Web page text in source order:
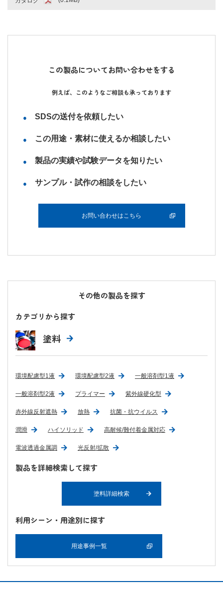
この製品についてお問い合わせをする
例えば、このようなご相談も承っております
SDSの送付を依頼したい
この用途・素材に使えるか相談したい
製品の実績や試験データを知りたい
サンプル・試作の相談をしたい
お問い合わせはこちら
その他の製品を探す
カテゴリから探す
塗料
環境配慮型1液 環境配慮型2液 一般溶剤型1液
一般溶剤型2液 プライマー 紫外線硬化型
赤外線反射遮熱 放熱 抗菌・抗ウイルス
潤滑 ハイソリッド 高耐候/難付着金属対応
電波透過金属調 光反射/拡散
製品を詳細検索して探す
塗料詳細検索
利用シーン・用途別に探す
用途事例一覧